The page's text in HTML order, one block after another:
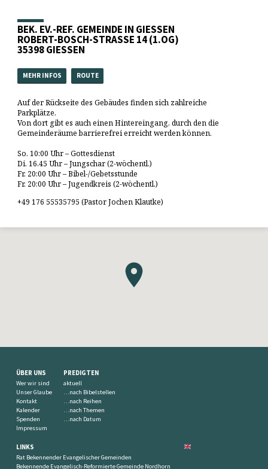
BEK. EV.-REF. GEMEINDE IN GIESSEN
ROBERT-BOSCH-STRASSE 14 (1.OG)
35398 GIESSEN
MEHR INFOS ROUTE
Auf der Rückseite des Gebäudes finden sich zahlreiche
Parkplätze.
Von dort gibt es auch einen Hintereingang, durch den die
Gemeinderäume barrierefrei erreicht werden können.
So. 10:00 Uhr – Gottesdienst
Di. 16.45 Uhr – Jungschar (2-wöchentl.)
Fr. 20:00 Uhr – Bibel-/Gebetsstunde
Fr. 20:00 Uhr – Jugendkreis (2-wöchentl.)
+49 176 55535795 (Pastor Jochen Klautke)
ÜBER UNS
Wer wir sind
Unser Glaube
Kontakt
Kalender
Spenden
Impressum
PREDIGTEN
aktuell
…nach Bibelstellen
…nach Reihen
…nach Themen
…nach Datum
LINKS
Rat Bekennender Evangelischer Gemeinden
Bekennende Evangelisch-Reformierte Gemeinde Nordhorn